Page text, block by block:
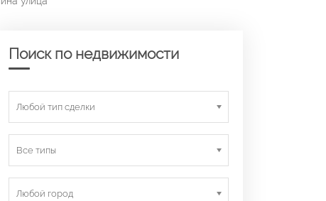
Поиск по недвижимости
Любой тип сделки
Все типы
Любой город